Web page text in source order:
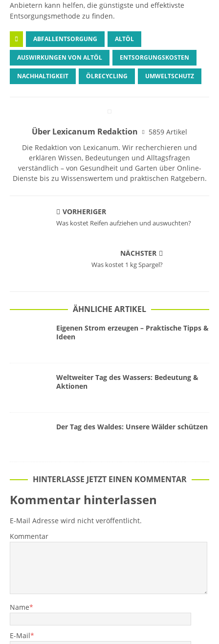
Anbietern kann helfen, die günstigste und effektivste
Entsorgungsmethode zu finden.
ABFALLENTSORGUNG ALTÖL
AUSWIRKUNGEN VON ALTÖL ENTSORGUNGSKOSTEN
NACHHALTIGKEIT ÖLRECYCLING UMWELTSCHUTZ
Über Lexicanum Redaktion
5859 Artikel
Die Redaktion von Lexicanum. Wir recherchieren und
erklären Wissen, Bedeutungen und Alltagsfragen
verständlich – von Gesundheit und Garten über Online-
Dienste bis zu Wissenswertem und praktischen Ratgebern.
VORHERIGER
Was kostet Reifen aufziehen und auswuchten?
NÄCHSTER
Was kostet 1 kg Spargel?
ÄHNLICHE ARTIKEL
Eigenen Strom erzeugen – Praktische Tipps &
Ideen
Weltweiter Tag des Wassers: Bedeutung &
Aktionen
Der Tag des Waldes: Unsere Wälder schützen
HINTERLASSE JETZT EINEN KOMMENTAR
Kommentar hinterlassen
E-Mail Adresse wird nicht veröffentlicht.
Kommentar
Name*
E-Mail*